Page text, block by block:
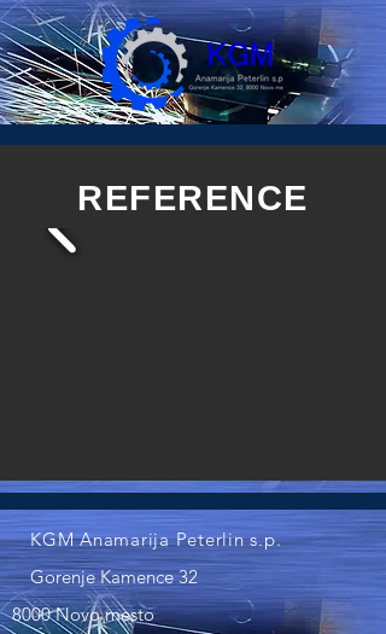
REFERENCE
KGM Anamarija Peterlin s.p.
Gorenje Kamence 32
8000 Novo mesto